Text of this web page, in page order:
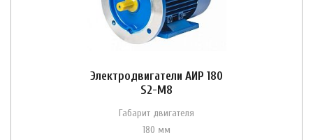
Электродвигатели АИР 180
S2-M8
Габарит двигателя
180 мм